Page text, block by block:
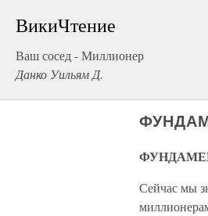
ВикиЧтение
Ваш сосед - Миллионер
Данко Уильям Д.
Сейчас мы